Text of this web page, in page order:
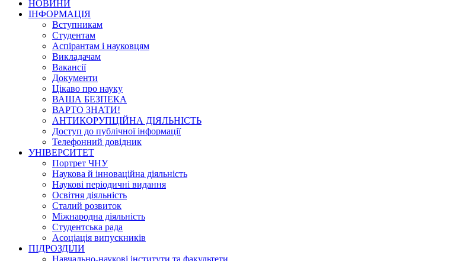
НОВИНИ
ІНФОРМАЦІЯ
Вступникам
Студентам
Аспірантам і науковцям
Викладачам
Вакансії
Документи
Цікаво про науку
ВАША БЕЗПЕКА
ВАРТО ЗНАТИ!
АНТИКОРУПЦІЙНА ДІЯЛЬНІСТЬ
Доступ до публічної інформації
Телефонний довідник
УНІВЕРСИТЕТ
Портрет ЧНУ
Наукова й інноваційна діяльність
Наукові періодичні видання
Освітня діяльність
Сталий розвиток
Міжнародна діяльність
Студентська рада
Асоціація випускників
ПІДРОЗДІЛИ